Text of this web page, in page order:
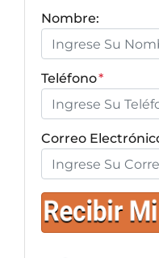
Nombre:
Teléfono*
Correo